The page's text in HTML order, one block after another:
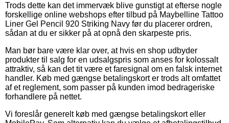
Trods dette kan det immervæk blive gunstigt at efterse nogle
forskellige online webshops efter tilbud på Maybelline Tattoo
Liner Gel Pencil 920 Striking Navy før du placerer ordren,
sådan at du er sikker på at opnå den skarpeste pris.
Man bør bare være klar over, at hvis en shop udbyder
produkter til salg for en udsalgspris som anses for kolossalt
attraktiv, så kan det tit være et faresignal om en falsk internet
handler. Køb med gængse betalingskort er trods alt omfattet
af et reglement, som passer på kunden imod bedrageriske
forhandlere på nettet.
Vi foreslår generelt køb med gængse betalingskort eller